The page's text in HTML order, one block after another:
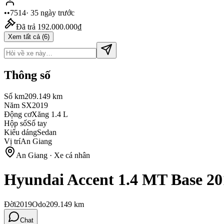
••7514· 35 ngày trước
Đã trả 192.000.000₫
Xem tất cả (6)
Thông số
Số km209.149 km
Năm SX2019
Động cơXăng 1.4 L
Hộp sốSố tay
Kiểu dángSedan
Vị tríAn Giang
An Giang · Xe cá nhân
Hyundai Accent 1.4 MT Base
Đời2019Odo209.149 km
Chat